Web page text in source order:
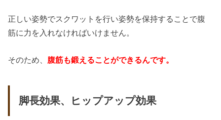
正しい姿勢でスクワットを行い姿勢を保持することで腹
筋に力を入れなければいけません。
そのため、 腹筋も鍛えることができるんです。
脚長効果、ヒップアップ効果